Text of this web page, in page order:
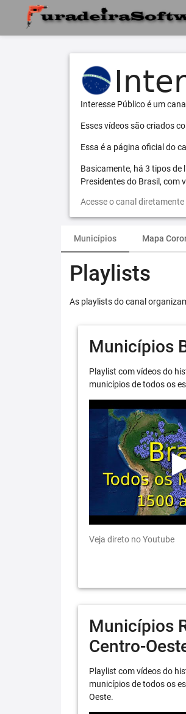
Interesse Público é um
Esses vídeos são criados
Essa é a página oficial do
Basicamente, há 3 tipos de
Presidentes do Brasil, com
Acesse o canal
Municípios Mapa
Playlists
As playlists do canal
Municípios
Playlist com vídeos do
municípios de todos os
Veja direto no Youtube
Municípios
Centro-
Playlist com vídeos do
municípios de todos os
Oeste.